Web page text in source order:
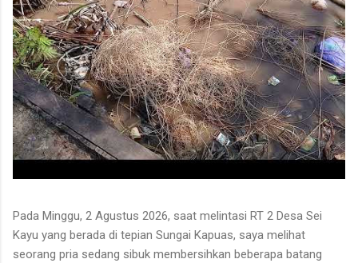
Pada Minggu, 2 Agustus 2026, saat melintasi RT 2 Desa Sei
Kayu yang berada di tepian Sungai Kapuas, saya melihat
seorang pria sedang sibuk membersihkan beberapa batang